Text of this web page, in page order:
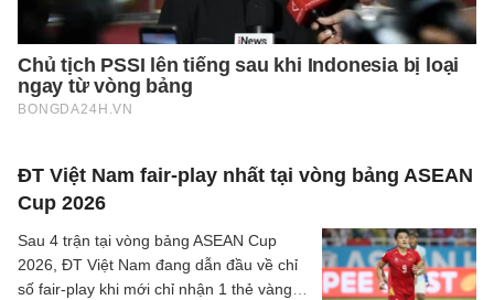
ĐT Việt Nam fair-play nhất tại vòng bảng ASEAN
Cup 2026
Sau 4 trận tại vòng bảng ASEAN Cup
2026, ĐT Việt Nam đang dẫn đầu về chỉ
số fair-play khi mới chỉ nhận 1 thẻ vàng